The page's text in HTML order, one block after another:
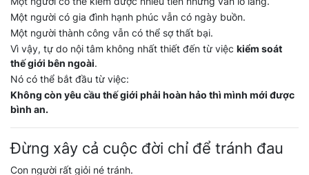
Một người có gia đình hạnh phúc vẫn có ngày buồn.
Một người thành công vẫn có thể sợ thất bại.
Vì vậy, tự do nội tâm không nhất thiết đến từ việc kiểm soát
thế giới bên ngoài.
Nó có thể bắt đầu từ việc:
Không còn yêu cầu thế giới phải hoàn hảo thì mình mới được
bình an.
Đừng xây cả cuộc đời chỉ để tránh đau
Con người rất giỏi né tránh.